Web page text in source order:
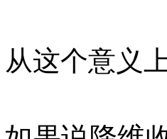
从这个意义